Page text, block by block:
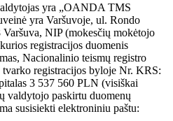
yra „OANDA TMS
yra Varšuvoje, ul. Rondo
NIP (mokesčių mokėtojo
registracijos duomenis
Nacionalinio teismų registro
registracijos byloje Nr. KRS:
3 537 560 PLN (visiškai
valdytojo paskirtu duomenų
susisiekti elektroniniu paštu: